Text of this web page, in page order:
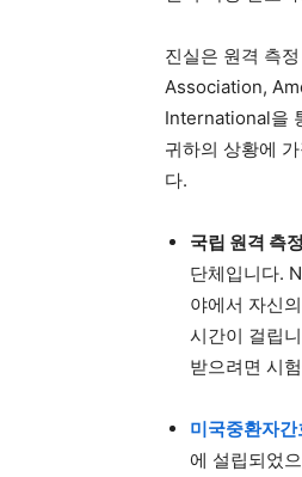
진실은 원격 측
Association,
International을
귀하의 상황에
다.
국립 원격 측
단체입니다.
야에서 자신
시간이 걸립
받으려면 시
미국중환자
에 설립되었